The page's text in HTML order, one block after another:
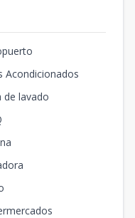
Acondicionados
de lavado